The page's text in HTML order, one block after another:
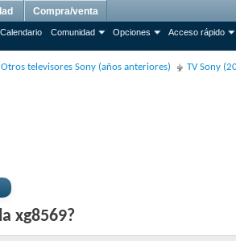
Calendario Comunidad Opciones Acceso rápido
Compra/venta
Otros televisores Sony (años anteriores) TV Sony
xg8569?